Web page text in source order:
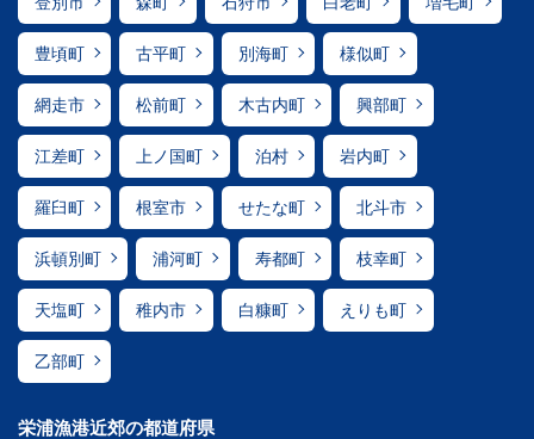
豊頃町 古平町 別海町 様似町
網走市 松前町 木古内町 興部町
江差町 上ノ国町 泊村 岩内町
羅臼町 根室市 せたな町 北斗市
浜頓別町 浦河町 寿都町 枝幸町
天塩町 稚内市 白糠町 えりも町
乙部町
栄浦漁港近郊の都道府県